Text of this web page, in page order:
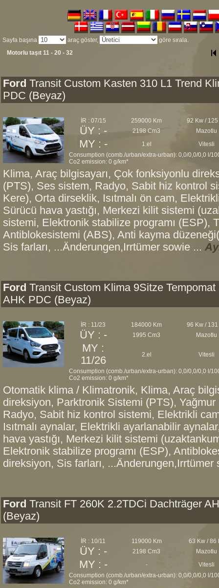
Sayfa başına araç göster,
göre sırala.
Motorlu taşıt 11 - 20 - 32
Ford Transit Custom Kasten 310 L1 Trend
PDC (Beyaz)
İR : 07/15 259000 Km 92 Kw / 125
ÜY : - 2198 Cm3 Mazotlu
MY : - 1.el
Vitesli
Consumption (comb./urban/extra-urban): 0,0/0,0/0,0 l/
Co2 emission: 0 g/km*
Klima, Araç bilgisayarı, Çok fonksiyonlu
(PTS), Ses sistem, Radyo, Sabit hiz kontrol
Kere), Orta dirseklik, Isıtmalı ön cam,
Sürücü hava yastığı, Merkezi kilit sistemi
sistemi, Elektronik stabilize programı (ESP),
Antiblokesistemi (ABS), Anti kayma
Sis farları, ...Änderungen,Irrtümer sowie ...
Ford Transit Custom Klima 9Sitze Tempomat
AHK PDC (Beyaz)
İR : 11/23 184000 Km 96 Kw / 131
ÜY : - 1995 Cm3 Mazotlu
MY :
11/26
2.el Vitesli
Consumption (comb./urban/extra-urban): 0,0/0,0/0,0 l/
Co2 emission: 0 g/km*
Otomatik klima / Klimatronik, Klima, Araç
direksiyon, Parktronik Sistemi (PTS), Yağmur
Radyo, Sabit hiz kontrol sistemi, Elektrikli
Isıtmalı aynalar, Elektrikli ayarlanabilir
hava yastığı, Merkezi kilit sistemi
Elektronik stabilize programı (ESP),
direksiyon, Sis farları,
Ford Transit FT 260K 2.2TDCi Dachträger
(Beyaz)
İR : 10/11 119000 Km 63 Kw / 86
ÜY : - 2198 Cm3 Mazotlu
MY : - -
Vitesli
Consumption (comb./urban/extra-urban): 0,0/0,0/0,0 l/
Co2 emission: 0 g/km*